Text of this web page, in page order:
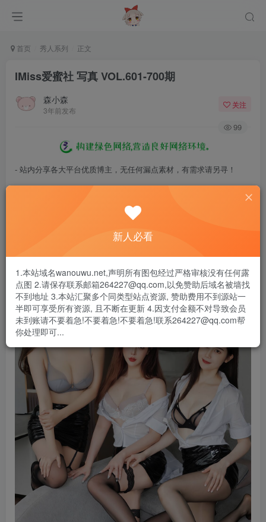
首页 秀人系列 正文
IMiss爱蜜社 写真 VOL.601-700期
森小森
3年前发布
关注
99
- 站内分享各大平台优质博主，无任何漏点素材，有需求请另寻！
- 百度网盘提示提取码错误，请更换浏览器重试，这是百度网盘版本问
- 遇见解压密码不对、无法解压，请查看
- 资源失效/充值未到账/账号解禁...等问题请《提交工单》
新人必看
1.本站域名wanouwu.net,声明所有图包经过严格审核没有任何露
点图 2.请保存联系邮箱264227@qq.com,以免赞助后域名被墙找
不到地址 3.本站汇聚多个同类型站点资源, 赞助费用不到源站一
半即可享受所有资源, 且不断在更新 4.因支付金额不对导致会员
未到账请不要着急!不要着急!不要着急!联系264227@qq.com帮
你处理即可...